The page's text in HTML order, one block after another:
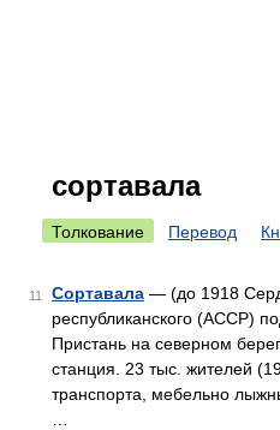
сортавала
Толкование Перевод
11 Сортавала — (до 1918
республиканского (АССР)
Пристань на северном
станция. 23 тыс. жителей
транспорта, мебельно